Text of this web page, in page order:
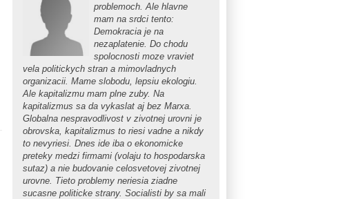
problemoch. Ale hlavne
mam na srdci tento:
Demokracia je na
nezaplatenie. Do chodu
spolocnosti moze vraviet
vela politickych stran a mimovladnych
organizacii. Mame slobodu, lepsiu ekologiu.
Ale kapitalizmu mam plne zuby. Na
kapitalizmus sa da vykaslat aj bez Marxa.
Globalna nespravodlivost v zivotnej urovni je
obrovska, kapitalizmus to riesi vadne a nikdy
to nevyriesi. Dnes ide iba o ekonomicke
preteky medzi firmami (volaju to hospodarska
sutaz) a nie budovanie celosvetovej zivotnej
urovne. Tieto problemy neriesia ziadne
sucasne politicke strany. Socialisti by sa mali